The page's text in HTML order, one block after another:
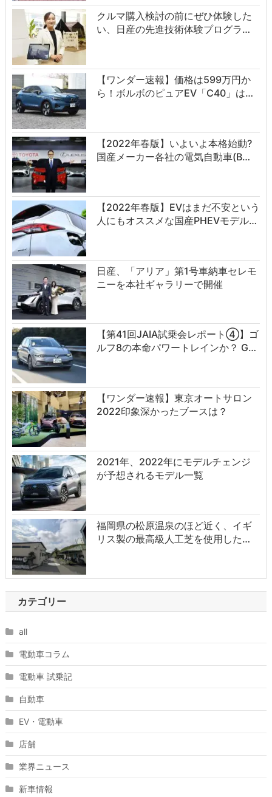
クルマ購入検討の前にぜひ体験した
い、日産の先進技術体験プログラ…
【ワンダー速報】価格は599万円か
ら！ボルボのピュアEV「C40」は…
【2022年春版】いよいよ本格始動?
国産メーカー各社の電気自動車(B…
【2022年春版】EVはまだ不安という
人にもオススメな国産PHEVモデル…
日産、「アリア」第1号車納車セレモ
ニーを本社ギャラリーで開催
【第41回JAIA試乗会レポート④】ゴ
ルフ8の本命パワートレインか？ G…
【ワンダー速報】東京オートサロン
2022印象深かったブースは？
2021年、2022年にモデルチェンジ
が予想されるモデル一覧
福岡県の松原温泉のほど近く、イギ
リス製の最高級人工芝を使用した…
カテゴリー
all
電動車コラム
電動車 試乗記
自動車
EV・電動車
店舗
業界ニュース
新車情報